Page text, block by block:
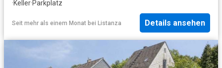
·Keller·Parkplatz
Seit mehr als einem Monat bei Listanza Details ansehen